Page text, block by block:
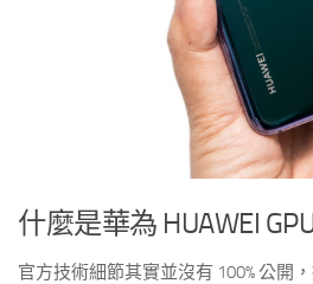
什麼是華為 HUAWEI
官方技術細節其實並沒有 100% 公開